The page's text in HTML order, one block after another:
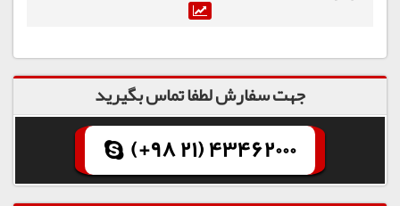
جهت سفارش لطفا تماس بگیرید
(+98 21) 43462000